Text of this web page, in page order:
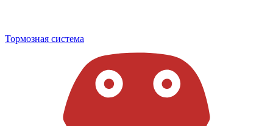
Тормозная система